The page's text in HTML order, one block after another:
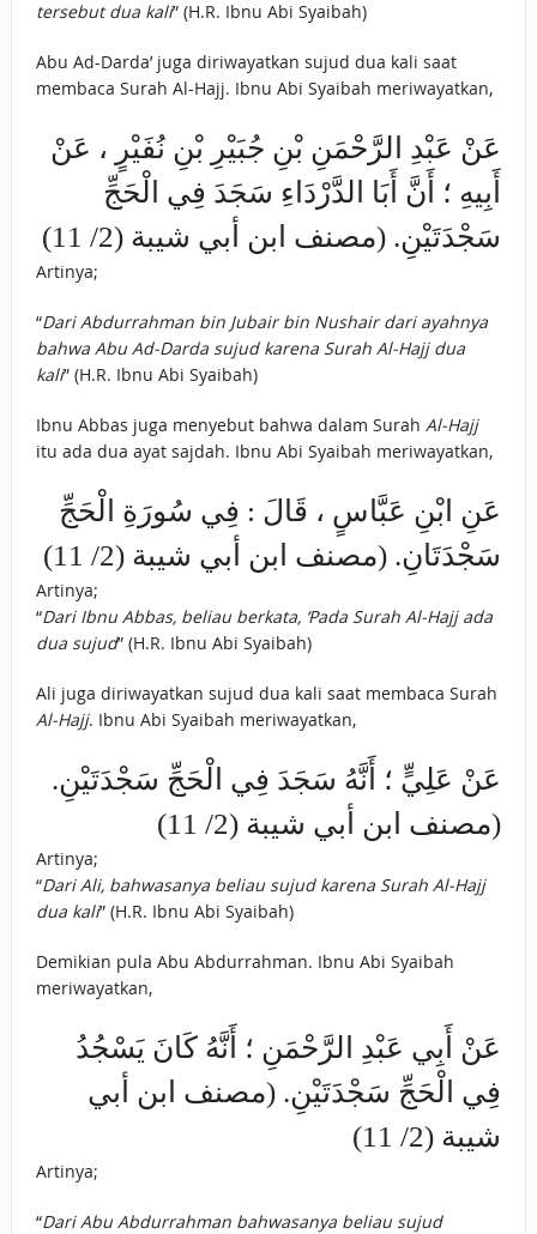
tersebut dua kali” (H.R. Ibnu Abi Syaibah)
Abu Ad-Darda’ juga diriwayatkan sujud dua kali saat
membaca Surah Al-Hajj. Ibnu Abi Syaibah meriwayatkan,
عَنْ عَبْدِ الرَّحْمَنِ بْنِ جُبَيْرِ بْنِ نُفَيْرٍ ، عَنْ
أَبِيهِ ؛ أَنَّ أَبَا الدَّرْدَاءِ سَجَدَ فِي الْحَجِّ
سَجْدَتَيْنِ. (مصنف ابن أبي شيبة (2/ 11)
Artinya;
“Dari Abdurrahman bin Jubair bin Nushair dari ayahnya
bahwa Abu Ad-Darda sujud karena Surah Al-Hajj dua
kali” (H.R. Ibnu Abi Syaibah)
Ibnu Abbas juga menyebut bahwa dalam Surah Al-Hajj
itu ada dua ayat sajdah. Ibnu Abi Syaibah meriwayatkan,
عَنِ ابْنِ عَبَّاسٍ ، قَالَ : فِي سُورَةِ الْحَجِّ
سَجْدَتَانِ. (مصنف ابن أبي شيبة (2/ 11)
Artinya;
“Dari Ibnu Abbas, beliau berkata, ‘Pada Surah Al-Hajj ada
dua sujud” (H.R. Ibnu Abi Syaibah)
Ali juga diriwayatkan sujud dua kali saat membaca Surah
Al-Hajj. Ibnu Abi Syaibah meriwayatkan,
عَنْ عَلِيٍّ ؛ أَنَّهُ سَجَدَ فِي الْحَجِّ سَجْدَتَيْنِ.
(مصنف ابن أبي شيبة (2/ 11)
Artinya;
“Dari Ali, bahwasanya beliau sujud karena Surah Al-Hajj
dua kali” (H.R. Ibnu Abi Syaibah)
Demikian pula Abu Abdurrahman. Ibnu Abi Syaibah
meriwayatkan,
عَنْ أَبِي عَبْدِ الرَّحْمَنِ ؛ أَنَّهُ كَانَ يَسْجُدُ
فِي الْحَجِّ سَجْدَتَيْنِ. (مصنف ابن أبي
شيبة (2/ 11)
Artinya;
“Dari Abu Abdurrahman bahwasanya beliau sujud